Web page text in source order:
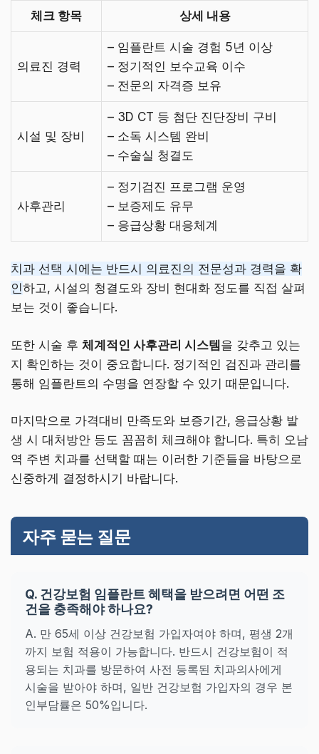
체크 항목 상세 내용
의료진 경력
– 임플란트 시술 경험 5년 이상
– 정기적인 보수교육 이수
– 전문의 자격증 보유
시설 및 장비
– 3D CT 등 첨단 진단장비 구비
– 소독 시스템 완비
– 수술실 청결도
사후관리
– 정기검진 프로그램 운영
– 보증제도 유무
– 응급상황 대응체계
치과 선택 시에는 반드시 의료진의 전문성과 경력을 확
인하고, 시설의 청결도와 장비 현대화 정도를 직접 살펴
보는 것이 좋습니다.
또한 시술 후 체계적인 사후관리 시스템을 갖추고 있는
지 확인하는 것이 중요합니다. 정기적인 검진과 관리를
통해 임플란트의 수명을 연장할 수 있기 때문입니다.
마지막으로 가격대비 만족도와 보증기간, 응급상황 발
생 시 대처방안 등도 꼼꼼히 체크해야 합니다. 특히 오남
역 주변 치과를 선택할 때는 이러한 기준들을 바탕으로
신중하게 결정하시기 바랍니다.
자주 묻는 질문
Q. 건강보험 임플란트 혜택을 받으려면 어떤 조
건을 충족해야 하나요?
A. 만 65세 이상 건강보험 가입자여야 하며, 평생 2개
까지 보험 적용이 가능합니다. 반드시 건강보험이 적
용되는 치과를 방문하여 사전 등록된 치과의사에게
시술을 받아야 하며, 일반 건강보험 가입자의 경우 본
인부담률은 50%입니다.